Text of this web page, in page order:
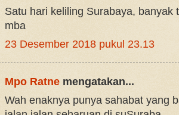
Satu hari keliling Surabaya, banyak
mba
23 Desember 2018 pukul 23.13
Mpo Ratne mengatakan...
Wah enaknya punya sahabat yang